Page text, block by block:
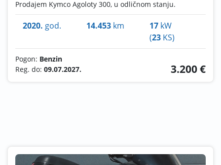
Prodajem Kymco Agoloty 300, u odličnom stanju.
2020. god. 14.453km 17 kW
(23 KS)
Pogon: Benzin
Reg. do: 09.07.2027. 3.200 €